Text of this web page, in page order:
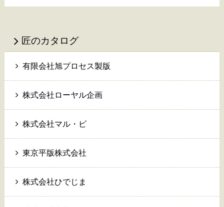
匠のカタログ
有限会社旭プロセス製版
株式会社ローヤル企画
株式会社マル・ビ
東京平版株式会社
株式会社ひでじま